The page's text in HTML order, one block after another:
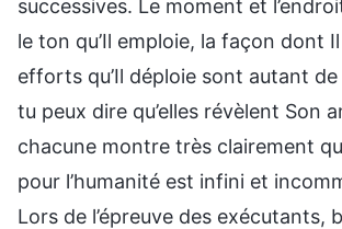
successives. Le moment et
le ton qu’Il emploie, la façon dont
efforts qu’Il déploie sont autant
tu peux dire qu’elles révèlent Son
chacune montre très clairement
pour l’humanité est infini et
Lors de l’épreuve des exécutants,